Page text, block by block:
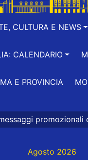
CULTURA E NEWS
CALENDARIO
E PROVINCIA
e commerciali
Agosto 2026